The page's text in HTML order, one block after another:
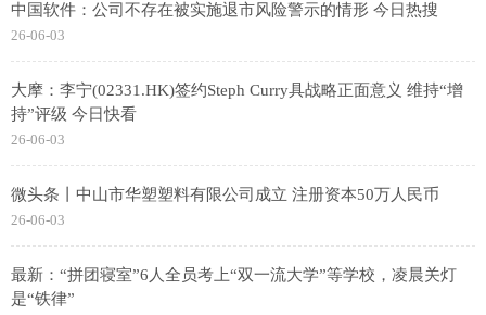
中国软件：公司不存在被实施退市风险警示的情形 今日热搜
26-06-03
大摩：李宁(02331.HK)签约Steph Curry具战略正面意义 维持“增
持”评级 今日快看
26-06-03
微头条丨中山市华塑塑料有限公司成立 注册资本50万人民币
26-06-03
最新：“拼团寝室”6人全员考上“双一流大学”等学校，凌晨关灯
是“铁律”